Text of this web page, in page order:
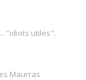
"idiots utiles".
Maurras